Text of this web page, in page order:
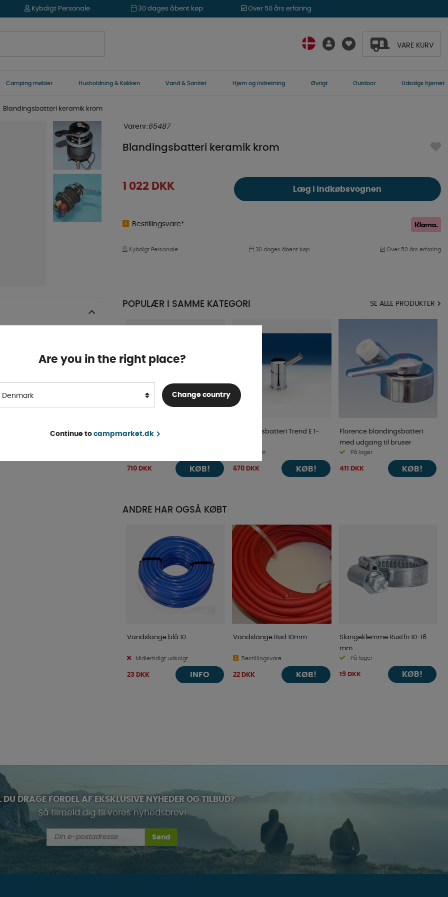
Kybdigt Personale 30 dages åbent køp Over 50 års erfaring
VARE KURV
Camping møbler Husholdning & Køkken Vand & Sanitet Hjem og indretning Øvrigt Outdoor Udsalgs hjørnet
Blandingsbatteri keramik krom
Varenr: 65487
Blandingsbatteri keramik krom
1 022 DKK Læg i indkøbsvognen
Bestillingsvare*
Kybdigt Personale 30 dages åbent køp Over 50 års erfaring
POPULÆR I SAMME KATEGORI SE ALLE PRODUKTER
Twist Blandingsbatteri
710 DKK KØB!
Blandingsbatteri Trend E 1-
På lager
670 DKK KØB!
Florence blandingsbatteri
med udgang til bruser
På lager
411 DKK KØB!
ANDRE HAR OGSÅ KØBT
Vandslange blå 10
Midlertidigt udsolgt
23 DKK INFO
Vandslange Rød 10mm
Bestillingsvare
22 DKK KØB!
Slangeklemme Rustfri 10-16
mm
På lager
19 DKK KØB!
Are you in the right place?
Denmark Change country
Continue to campmarket.dk
DU DRAGE FORDEL AF EKSKLUSIVE NYHEDER OG TILBUD?
Så tilmeld dig til vores nyhedsbrev!
Send